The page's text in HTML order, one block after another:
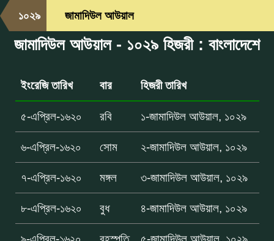
১০২৯ জামাদিউল আউয়াল
জামাদিউল আউয়াল - ১০২৯ হিজরী : বাংলাদেশে
ইংরেজি তারিখ বার হিজরী তারিখ
৫-এপ্রিল-১৬২০ রবি ১-জামাদিউল আউয়াল, ১০২৯
৬-এপ্রিল-১৬২০ সোম ২-জামাদিউল আউয়াল, ১০২৯
৭-এপ্রিল-১৬২০ মঙ্গল ৩-জামাদিউল আউয়াল, ১০২৯
৮-এপ্রিল-১৬২০ বুধ ৪-জামাদিউল আউয়াল, ১০২৯